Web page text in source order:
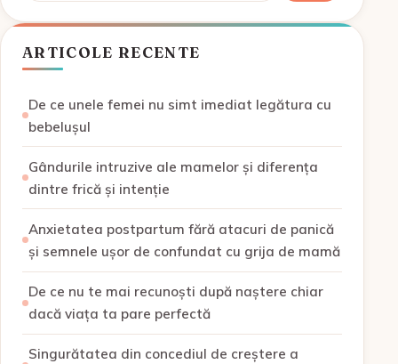
ARTICOLE RECENTE
De ce unele femei nu simt imediat legătura cu
bebelușul
Gândurile intruzive ale mamelor și diferența
dintre frică și intenție
Anxietatea postpartum fără atacuri de panică
și semnele ușor de confundat cu grija de mamă
De ce nu te mai recunoști după naștere chiar
dacă viața ta pare perfectă
Singurătatea din concediul de creștere a